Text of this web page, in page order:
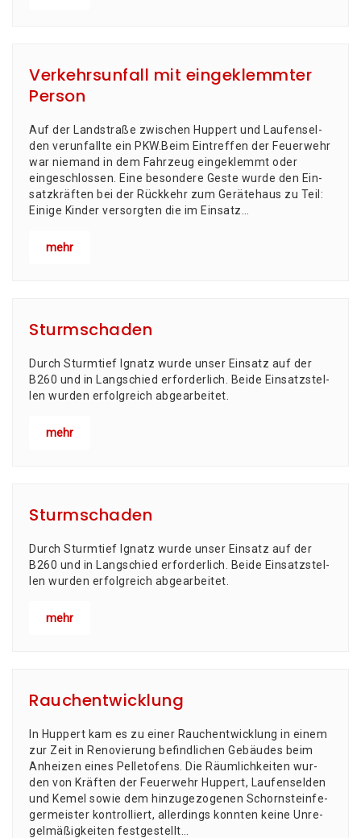
Verkehrsunfall mit eingeklemmter
Person
Auf der Land­stra­ße zwi­schen Hup­pert und Lau­fen­sel­
den ver­un­fall­te ein PKW.Beim Ein­tref­fen der Feu­er­wehr
war nie­mand in dem Fahr­zeug ein­ge­klemmt oder
eingeschlossen. Eine beson­de­re Ges­te wur­de den Ein­
satz­kräf­ten bei der Rück­kehr zum Gerä­te­haus zu Teil:
Eini­ge Kin­der ver­sorg­ten die im Ein­satz…
mehr
Sturmschaden
Durch Sturm­tief Ignatz wur­de unser Ein­satz auf der
B260 und in Lang­schied erfor­der­lich. Bei­de Ein­satz­stel­
len wur­den erfolg­reich abgearbeitet.
mehr
Sturmschaden
Durch Sturm­tief Ignatz wur­de unser Ein­satz auf der
B260 und in Lang­schied erfor­der­lich. Bei­de Ein­satz­stel­
len wur­den erfolg­reich abgearbeitet.
mehr
Rauchentwicklung
In Hup­pert kam es zu einer Rauch­ent­wick­lung in einem
zur Zeit in Reno­vie­rung befind­li­chen Gebäu­des beim
Anhei­zen eines Pelletofens. Die Räum­lich­kei­ten wur­
den von Kräf­ten der Feu­er­wehr Hup­pert, Lau­fen­sel­den
und Kemel sowie dem hin­zu­ge­zo­ge­nen Schorn­stein­fe­
ger­meis­ter kon­trol­liert, aller­dings konn­ten kei­ne Unre­
gel­mä­ßig­kei­ten fest­ge­stellt…